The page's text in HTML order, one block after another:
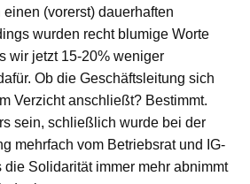
(vorerst) dauerhaften
wurden recht blumige Worte
wir jetzt 15-20% weniger
Ob die Geschäftsleitung sich
Verzicht anschließt? Bestimmt.
sein, schließlich wurde bei der
mehrfach vom Betriebsrat und IG-
die Solidarität immer mehr abnimmt